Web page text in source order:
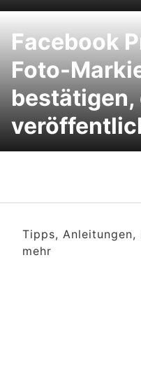
Facebook
Foto-
bestätigen,
Tipps, Anleitungen,
mehr